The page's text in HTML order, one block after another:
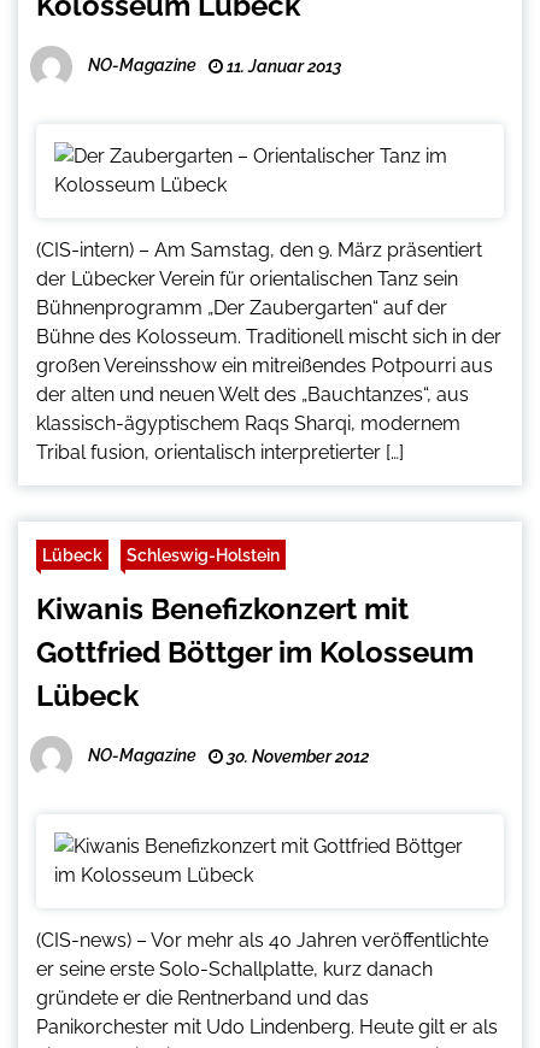
NO-Magazine 11. Januar 2013
(CIS-intern) – Am Samstag, den 9. März präsentiert
der Lübecker Verein für orientalischen Tanz sein
Bühnenprogramm „Der Zaubergarten“ auf der
Bühne des Kolosseum. Traditionell mischt sich in der
großen Vereinsshow ein mitreißendes Potpourri aus
der alten und neuen Welt des „Bauchtanzes“, aus
klassisch-ägyptischem Raqs Sharqi, modernem
Tribal fusion, orientalisch interpretierter […]
Lübeck Schleswig-Holstein
Kiwanis Benefizkonzert mit
Gottfried Böttger im Kolosseum
Lübeck
NO-Magazine 30. November 2012
(CIS-news) – Vor mehr als 40 Jahren veröffentlichte
er seine erste Solo-Schallplatte, kurz danach
gründete er die Rentnerband und das
Panikorchester mit Udo Lindenberg. Heute gilt er als